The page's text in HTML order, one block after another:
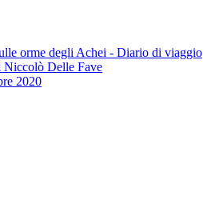
orme degli Achei - Diario di viaggio
Niccolò Delle Fave
2020